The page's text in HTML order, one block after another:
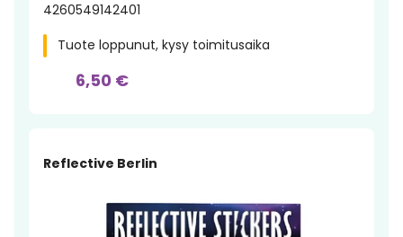
4260549142401
Tuote loppunut, kysy toimitusaika
6,50 €
Reflective Berlin